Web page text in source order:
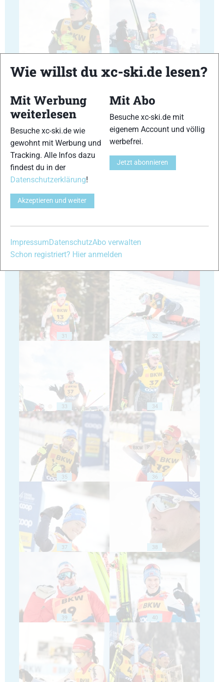
23 24
27
31 32
33 34
35 36
37 38
39 40
Wie willst du xc-ski.de lesen?
Mit Werbung
weiterlesen
Besuche xc-ski.de wie
gewohnt mit Werbung und
Tracking. Alle Infos dazu
findest du in der
Datenschutzerklärung!
Akzeptieren und weiter
Mit Abo
Besuche xc-ski.de mit
eigenem Account und völlig
werbefrei.
Jetzt abonnieren
Impressum DatenschutzAbo verwalten
Schon registriert? Hier anmelden